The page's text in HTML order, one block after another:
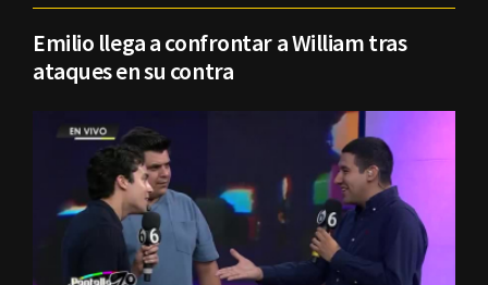
Emilio llega a confrontar a William tras
ataques en su contra